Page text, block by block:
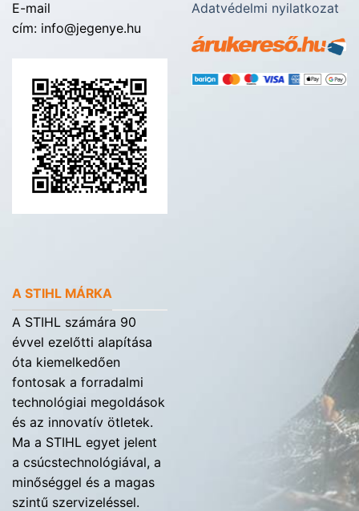
E-mail
cím: info@jegenye.hu
Adatvédelmi nyilatkozat
A STIHL MÁRKA
A STIHL számára 90
évvel ezelőtti alapítása
óta kiemelkedően
fontosak a forradalmi
technológiai megoldások
és az innovatív ötletek.
Ma a STIHL egyet jelent
a csúcstechnológiával, a
minőséggel és a magas
szintű szervizeléssel.